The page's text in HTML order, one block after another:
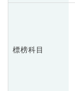
標榜科目